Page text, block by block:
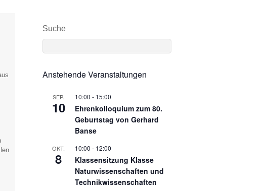
Suche
Anstehende Veranstaltungen
SEP.
10
10:00 - 15:00
Ehrenkolloquium zum 80.
Geburtstag von Gerhard
Banse
OKT.
8
10:00 - 12:00
Klassensitzung Klasse
Naturwissenschaften und
Technikwissenschaften